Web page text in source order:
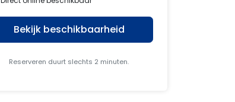
Bekijk beschikbaarheid
Reserveren duurt slechts 2 minuten.